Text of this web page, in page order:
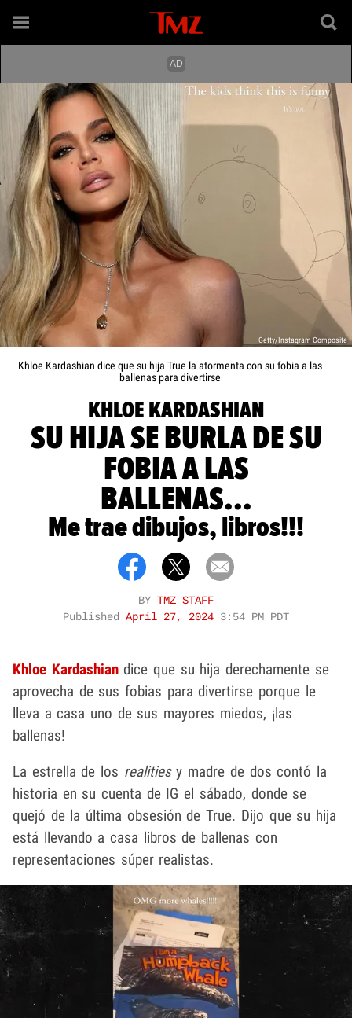
Getty/Instagram Composite
Khloe Kardashian dice que su hija True la atormenta con su fobia a las
ballenas para divertirse
KHLOE KARDASHIAN
SU HIJA SE BURLA DE SU
FOBIA A LAS
BALLENAS...
Me trae dibujos, libros!!!
BY TMZ STAFF
Published April 27, 2024 3:54 PM PDT
Khloe Kardashiandice que su hija derechamente se
aprovecha de sus fobias para divertirse porque le
lleva a casa uno de sus mayores miedos, ¡las
ballenas!
La estrella de los realitiesy madre de dos contó la
historia en su cuenta de IG el sábado, donde se
quejó de la última obsesión de True. Dijo que su hija
está llevando a casa libros de ballenas con
representaciones súper realistas.
Play video content